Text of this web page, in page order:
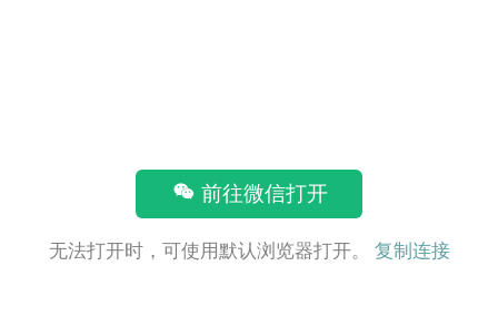
前往微信打开
无法打开时，可使用默认浏览器打开。 复制连接